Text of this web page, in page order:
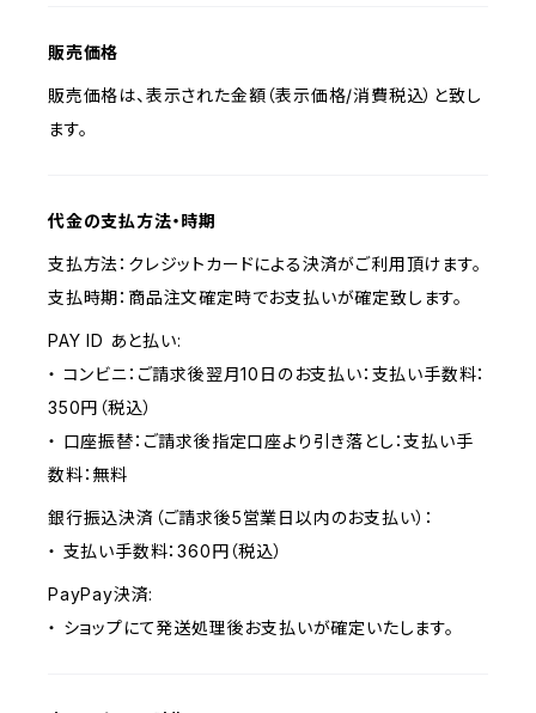
販売価格
販売価格は、表示された金額（表示価格/消費税込）と致し
ます。
代金の支払方法・時期
支払方法：クレジットカードによる決済がご利用頂けます。
支払時期：商品注文確定時でお支払いが確定致します。
PAY ID あと払い:
・ コンビニ：ご請求後翌月10日のお支払い：支払い手数料：
350円（税込）
・ 口座振替：ご請求後指定口座より引き落とし：支払い手
数料：無料
銀行振込決済（ご請求後5営業日以内のお支払い）：
・ 支払い手数料：360円（税込）
PayPay決済:
・ ショップにて発送処理後お支払いが確定いたします。